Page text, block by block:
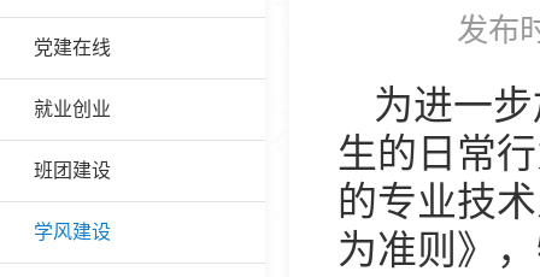
党建在线
就业创业
班团建设
学风建设
发布
为进一
生的日常
的专业技
为准则》